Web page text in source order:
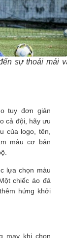
sự thoải mái
tuy đơn giản
cả đội, hãy ưu
của logo, tên,
màu cơ bản
lựa chọn màu
chiếc áo đá
hứng khởi
may khi chọn